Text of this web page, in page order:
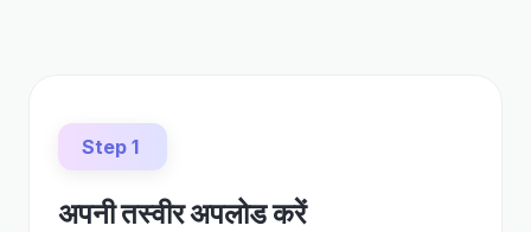
Step 1
अपनी तस्वीर अपलोड करें